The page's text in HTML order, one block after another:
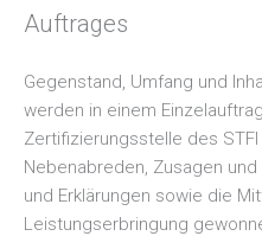
Auftrages
Gegenstand, Umfang und
werden in einem
Zertifizierungsstelle des STFI
Nebenabreden, Zusagen
und Erklärungen sowie die
Leistungserbringung